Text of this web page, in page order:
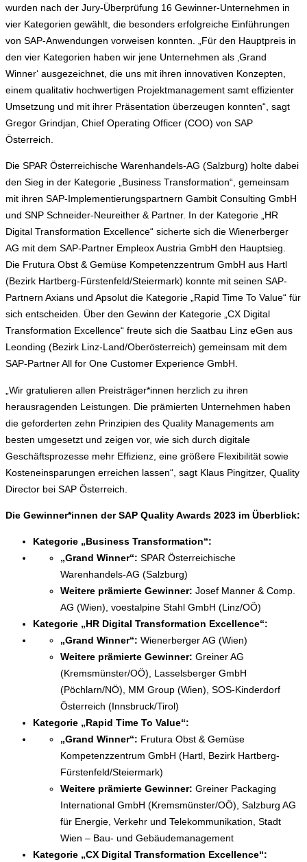
wurden nach der Jury-Überprüfung 16 Gewinner-Unternehmen in
vier Kategorien gewählt, die besonders erfolgreiche Einführungen
von SAP-Anwendungen vorweisen konnten. „Für den Hauptpreis in
den vier Kategorien haben wir jene Unternehmen als ‚Grand
Winner‘ ausgezeichnet, die uns mit ihren innovativen Konzepten,
einem qualitativ hochwertigen Projektmanagement samt effizienter
Umsetzung und mit ihrer Präsentation überzeugen konnten“, sagt
Gregor Grindjan, Chief Operating Officer (COO) von SAP
Österreich.
Die SPAR Österreichische Warenhandels-AG (Salzburg) holte dabei
den Sieg in der Kategorie „Business Transformation“, gemeinsam
mit ihren SAP-Implementierungspartnern Gambit Consulting GmbH
und SNP Schneider-Neureither & Partner. In der Kategorie „HR
Digital Transformation Excellence“ sicherte sich die Wienerberger
AG mit dem SAP-Partner Empleox Austria GmbH den Hauptsieg.
Die Frutura Obst & Gemüse Kompetenzzentrum GmbH aus Hartl
(Bezirk Hartberg-Fürstenfeld/Steiermark) konnte mit seinen SAP-
Partnern Axians und Apsolut die Kategorie „Rapid Time To Value“ für
sich entscheiden. Über den Gewinn der Kategorie „CX Digital
Transformation Excellence“ freute sich die Saatbau Linz eGen aus
Leonding (Bezirk Linz-Land/Oberösterreich) gemeinsam mit dem
SAP-Partner All for One Customer Experience GmbH.
„Wir gratulieren allen Preisträger*innen herzlich zu ihren
herausragenden Leistungen. Die prämierten Unternehmen haben
die geforderten zehn Prinzipien des Quality Managements am
besten umgesetzt und zeigen vor, wie sich durch digitale
Geschäftsprozesse mehr Effizienz, eine größere Flexibilität sowie
Kosteneinsparungen erreichen lassen“, sagt Klaus Pingitzer, Quality
Director bei SAP Österreich.
Die Gewinner*innen der SAP Quality Awards 2023 im Überblick:
Kategorie „Business Transformation“:
„Grand Winner“: SPAR Österreichische
Warenhandels-AG (Salzburg)
Weitere prämierte Gewinner: Josef Manner & Comp.
AG (Wien), voestalpine Stahl GmbH (Linz/OÖ)
Kategorie „HR Digital Transformation Excellence“:
„Grand Winner“: Wienerberger AG (Wien)
Weitere prämierte Gewinner: Greiner AG
(Kremsmünster/OÖ), Lasselsberger GmbH
(Pöchlarn/NÖ), MM Group (Wien), SOS-Kinderdorf
Österreich (Innsbruck/Tirol)
Kategorie „Rapid Time To Value“:
„Grand Winner“: Frutura Obst & Gemüse
Kompetenzzentrum GmbH (Hartl, Bezirk Hartberg-
Fürstenfeld/Steiermark)
Weitere prämierte Gewinner: Greiner Packaging
International GmbH (Kremsmünster/OÖ), Salzburg AG
für Energie, Verkehr und Telekommunikation, Stadt
Wien – Bau- und Gebäudemanagement
Kategorie „CX Digital Transformation Excellence“: